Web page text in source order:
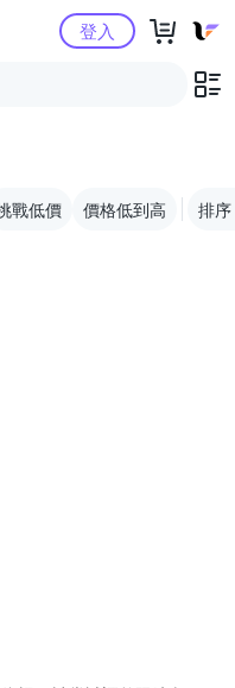
購物中心登入
戰低價 價格低到高 排序